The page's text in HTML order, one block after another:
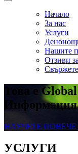
Начало
За нас
Услуги
Нашите
Отзиви
Това е
НАУЧЕТЕ
УСЛУГИ